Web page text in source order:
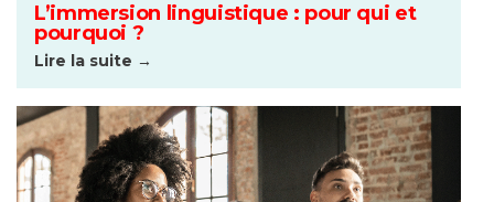
L’immersion linguistique : pour qui et
pourquoi ?
Lire la suite →